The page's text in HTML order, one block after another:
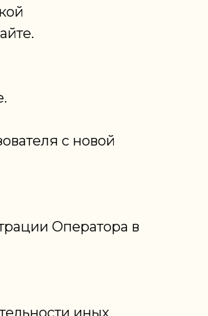
с новой
Оператора в
иных